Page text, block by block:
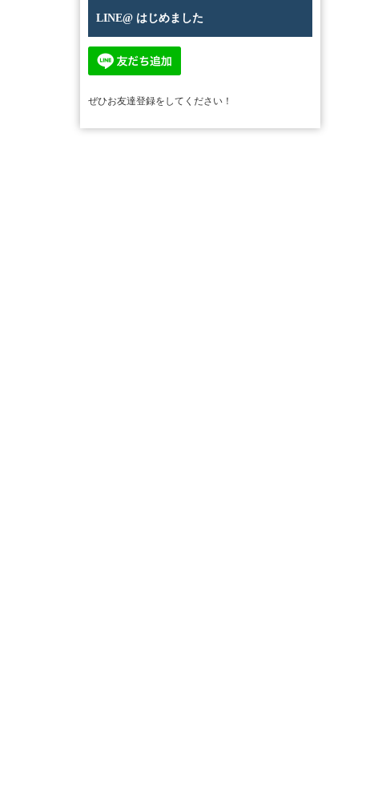
LINE@ はじめました
ぜひお友達登録をしてください！